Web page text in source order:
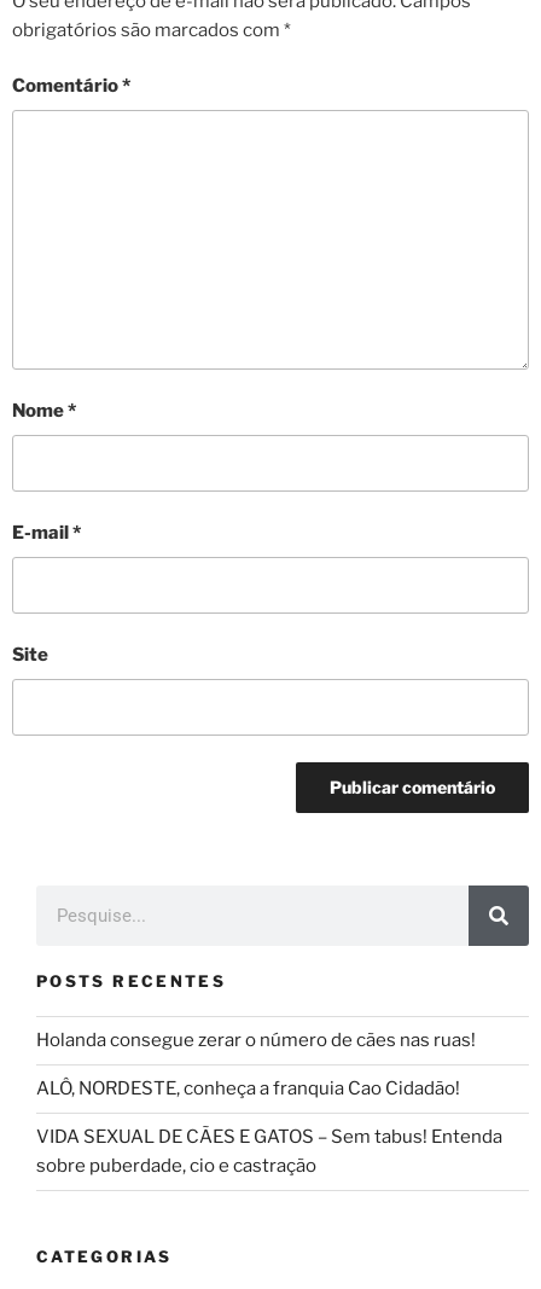
obrigatórios são marcados com *
Comentário*
Nome*
E-mail*
Site
POSTS RECENTES
Holanda consegue zerar o número de cães nas ruas!
ALÔ, NORDESTE, conheça a franquia Cao Cidadão!
VIDA SEXUAL DE CÃES E GATOS – Sem tabus! Entenda
sobre puberdade, cio e castração
CATEGORIAS